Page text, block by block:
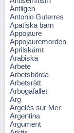
Äntligen
Antonio Guterres
Apatiska barn
Appojaure
Appojauremorden
Aprilskämt
Arabiska
Arbete
Arbetsbörda
Arbetsrätt
Arbogafallet
Arg
Argelès sur Mer
Argentina
Argument